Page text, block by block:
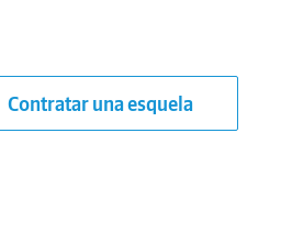
Contratar una esquela